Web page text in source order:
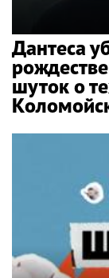
Дантеса
шуток о